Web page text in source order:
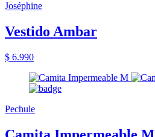
Joséphine
Vestido Ambar
$ 6.990
Pechule